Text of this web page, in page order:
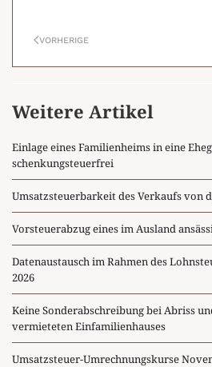
VORHERIGE
Weitere Artikel
Einlage eines Familienheims in eine
schenkungsteuerfrei
Umsatzsteuerbarkeit des Verkaufs von
Vorsteuerabzug eines im Ausland
Datenaustausch im Rahmen des
2026
Keine Sonderabschreibung bei Abriss
vermieteten Einfamilienhauses
Umsatzsteuer-Umrechnungskurse